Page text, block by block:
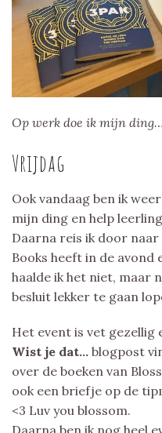
Op werk doe ik mijn ding…
Vrijdag
Ook vandaag ben ik
mijn ding en help
Daarna reis ik door
Books heeft in de
haalde ik het niet, maar
besluit lekker te gaan
Het event is vet gezellig
Wist je dat… blogpost
over de boeken van
ook een briefje op de
<3 Luv you blossom.
Daarna ben ik nog heel